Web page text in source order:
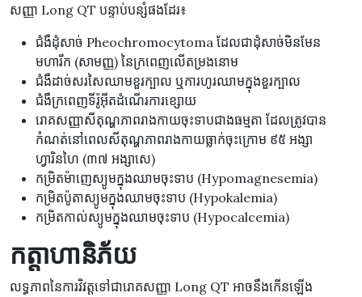
សញ្ញា Long QT បន្ទាប់បន្សំផងដែរ៖
ជំងឺដុំសាច់ Pheochromocytoma ដែលជាដុំសាច់មិនមែន
មហារីក (សាមញ្ញ) នៃក្រពេញលើតម្រងនោម
ជំងឺដាច់សរសៃឈាមខួរក្បាល ឬការហូរឈាមក្នុងខួរក្បាល
ជំងឺក្រពេញទីរ៉ូអ៊ីតដំណើរការខ្សោយ
រោគសញ្ញាសីតុណ្ហភាពរាងកាយចុះទាបជាងធម្មតា ដែលត្រូវបាន
កំណត់នៅពេលសីតុណ្ហភាពរាងកាយធ្លាក់ចុះក្រោម ៩៥ អង្សា
ហ្វារិនហៃ (៣៧ អង្សាសេ)
កម្រិតម៉ាញេស្យូមក្នុងឈាមចុះទាប (Hypomagnesemia)
កម្រិតប៉ូតាស្យូមក្នុងឈាមចុះទាប (Hypokalemia)
កម្រិតកាល់ស្យូមក្នុងឈាមចុះទាប (Hypocalcemia)
កត្តាហានិភ័យ
លទ្ធភាពនៃការវិវត្តទៅជារោគសញ្ញា Long QT អាចនឹងកើនឡើង